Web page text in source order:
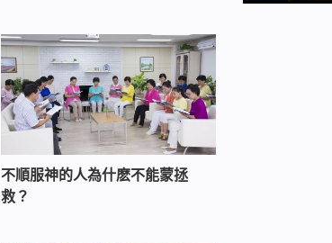
不順服神的人為什麽不能蒙拯
救？